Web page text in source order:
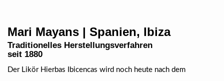
Mari Mayans | Spanien, Ibiza
Traditionelles Herstellungsverfahren
seit 1880
Der Likör Hierbas Ibicencas wird noch heute nach dem